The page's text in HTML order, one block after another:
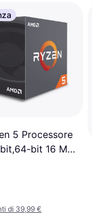
5 Processore
bit 16 MB
di 39,99 €